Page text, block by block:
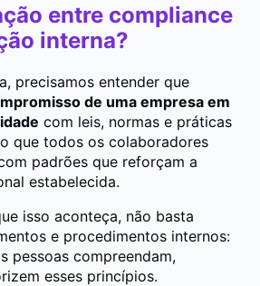
entre compliance
interna?
precisamos entender que
de uma empresa em
com leis, normas e práticas
que todos os colaboradores
padrões que reforçam a
estabelecida.
isso aconteça, não basta
e procedimentos internos:
pessoas compreendam,
esses princípios.